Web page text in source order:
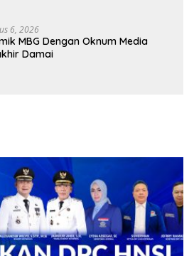
6, 2026
MBG Dengan Oknum Media
Damai